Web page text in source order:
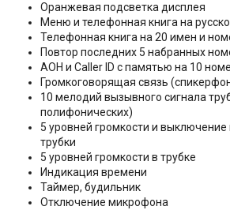
Оранжевая подсветка дисплея
Меню и телефонная книга на
Телефонная книга на 20 имен и
Повтор последних 5 набранных
АОН и Caller ID с памятью на 10
Громкоговорящая связь
10 мелодий вызывного сигнала
полифонических)
5 уровней громкости и
трубки
5 уровней громкости в трубке
Индикация времени
Таймер, будильник
Отключение микрофона